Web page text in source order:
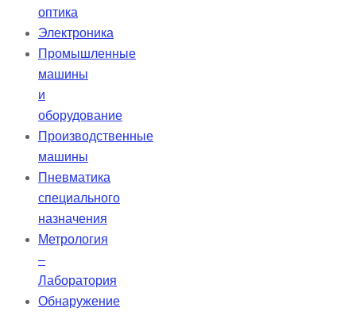
оптика
Электроника
Промышленные
машины
и
оборудование
Производственные
машины
Пневматика
специального
назначения
Метрология
–
Лаборатория
Обнаружение